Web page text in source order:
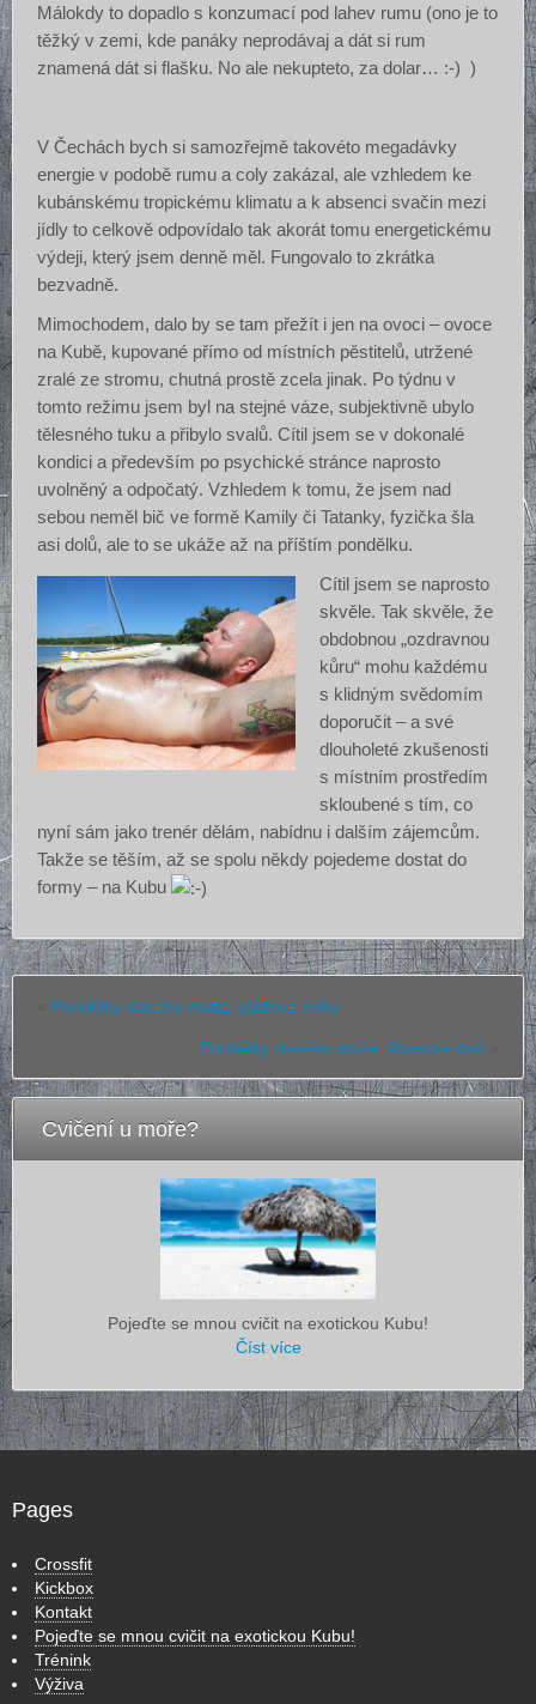
Málokdy to dopadlo s konzumací pod lahev rumu (ono je to
těžký v zemi, kde panáky neprodávaj a dát si rum
znamená dát si flašku. No ale nekupteto, za dolar… :-) )
V Čechách bych si samozřejmě takovéto megadávky
energie v podobě rumu a coly zakázal, ale vzhledem ke
kubánskému tropickému klimatu a k absenci svačin mezi
jídly to celkově odpovídalo tak akorát tomu energetickému
výdeji, který jsem denně měl. Fungovalo to zkrátka
bezvadně.
Mimochodem, dalo by se tam přežít i jen na ovoci – ovoce
na Kubě, kupované přímo od místních pěstitelů, utržené
zralé ze stromu, chutná prostě zcela jinak. Po týdnu v
tomto režimu jsem byl na stejné váze, subjektivně ubylo
tělesného tuku a přibylo svalů. Cítil jsem se v dokonalé
kondici a především po psychické stránce naprosto
uvolněný a odpočatý. Vzhledem k tomu, že jsem nad
sebou neměl bič ve formě Kamily či Tatanky, fyzička šla
asi dolů, ale to se ukáže až na příštím pondělku.
Cítil jsem se naprosto
skvěle. Tak skvěle, že
obdobnou „ozdravnou
kůru“ mohu každému
s klidným svědomím
doporučit – a své
dlouholeté zkušenosti
s místním prostředím
skloubené s tím, co
nyní sám jako trenér dělám, nabídnu i dalším zájemcům.
Takže se těším, až se spolu někdy pojedeme dostat do
formy – na Kubu
Pondělky starého muže: plážové cviky
Pondělky starého muže: Rumová daň
Cvičení u moře?
Pojeďte se mnou cvičit na exotickou Kubu!
Číst více
Pages
Crossfit
Kickbox
Kontakt
Pojeďte se mnou cvičit na exotickou Kubu!
Trénink
Výživa